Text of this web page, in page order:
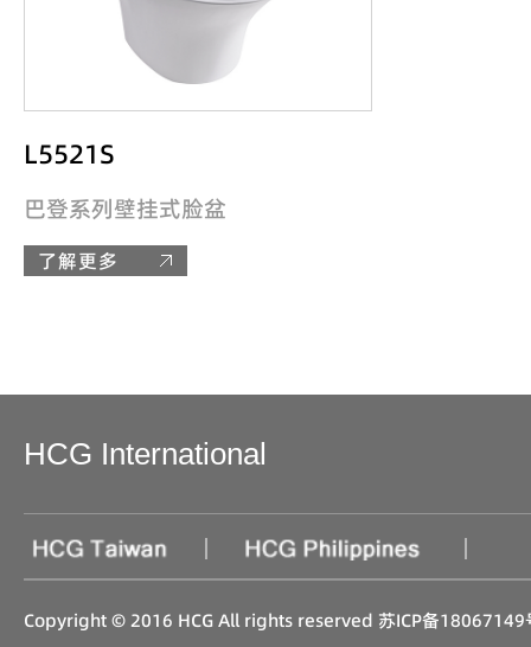
L5521S
巴登系列壁挂式脸盆
了解更多
HCG International
| |
Copyright © 2016 HCG All rights reserved 苏ICP备